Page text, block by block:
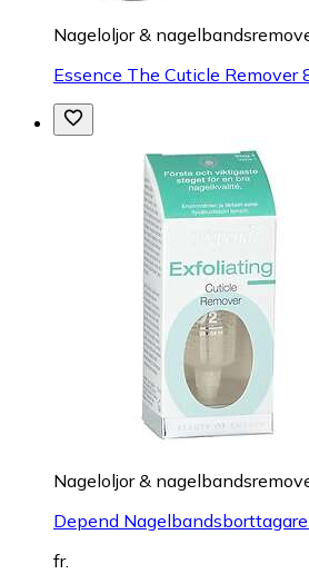
Nageloljor &
Essence The Cuticle Remover
Nageloljor &
Depend
fr.